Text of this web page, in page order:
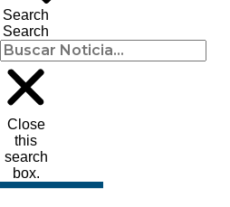
Search
Search
Close
this
search
box.